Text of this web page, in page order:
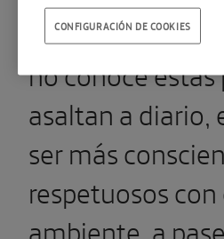
ciudades,
no conoce estas
asaltan a
ser más
respetuosos
ambiente, a
CONFIGURACIÓN DE COOKIES